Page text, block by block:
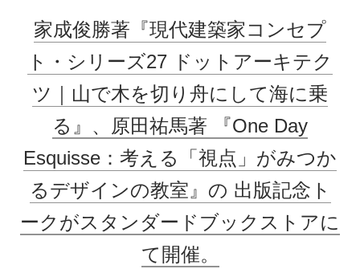
家成俊勝著『現代建築家コンセプ
ト・シリーズ27 ドットアーキテク
ツ｜山で木を切り舟にして海に乗
る』、原田祐馬著 『One Day
Esquisse：考える「視点」がみつか
るデザインの教室』の 出版記念ト
ークがスタンダードブックストアに
て開催。